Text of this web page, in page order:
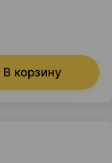
В корзину